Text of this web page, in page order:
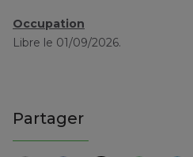
Occupation
Libre le 01/09/2026.
Partager